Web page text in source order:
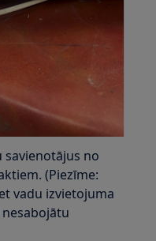
savienotājus no
(Piezīme:
vadu izvietojuma